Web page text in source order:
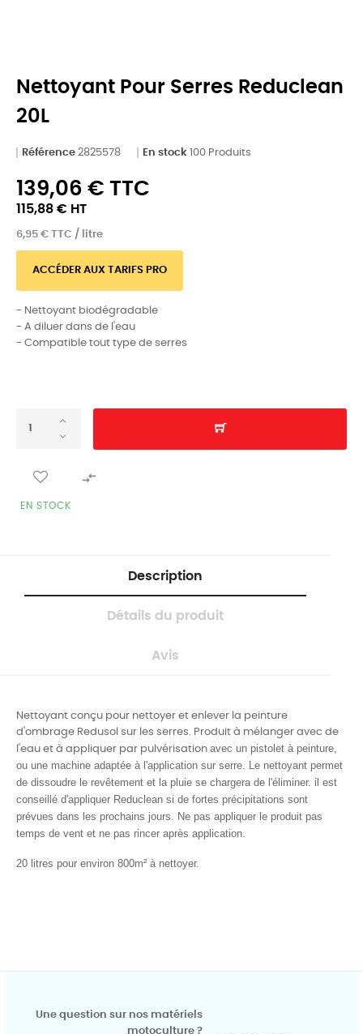
Nettoyant Pour Serres Reduclean
20L
Référence 2825578 En stock 100 Produits
139,06 € TTC
115,88 € HT
6,95 € TTC / litre
ACCÉDER AUX TARIFS PRO
- Nettoyant biodégradable
- A diluer dans de l'eau
- Compatible tout type de serres

EN STOCK
Description
Détails du produit
Avis
Nettoyant conçu pour nettoyer et enlever la peinture
d'ombrage Redusol sur les serres. Produit à mélanger avec de
l'eau et à appliquer par pulvérisation avec un pistolet à peinture,
ou une machine adaptée à l'application sur serre. Le nettoyant permet
de dissoudre le revêtement et la pluie se chargera de l'éliminer. il est
conseillé d'appliquer Reduclean si de fortes précipitations sont
prévues dans les prochains jours. Ne pas appliquer le produit pas
temps de vent et ne pas rincer après application.
20 litres pour environ 800m² à nettoyer.
Une question sur nos matériels
motoculture ?